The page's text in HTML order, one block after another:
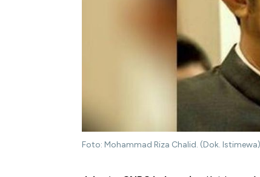
Foto: Mohammad Riza Chalid. (Dok. Istimewa)